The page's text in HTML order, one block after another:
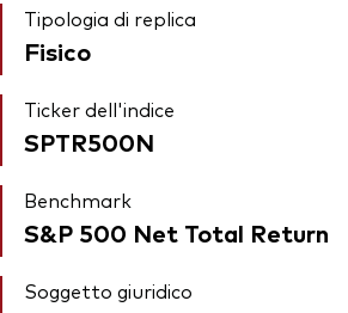
Tipologia di replica
Fisico
Ticker dell'indice
SPTR500N
Benchmark
S&P 500 Net Total Return
Soggetto giuridico